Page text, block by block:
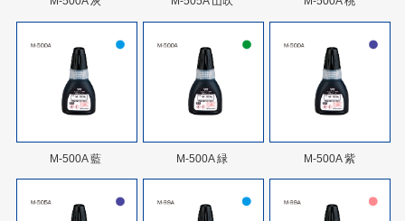
M-500A 藍 M-500A 緑 M-500A 紫